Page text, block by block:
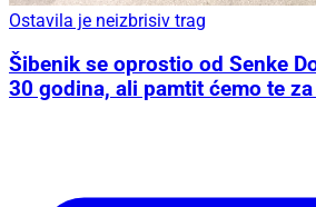
Ostavila je neizbrisiv trag
Šibenik se oprostio od Senke
30 godina, ali pamtit ćemo te